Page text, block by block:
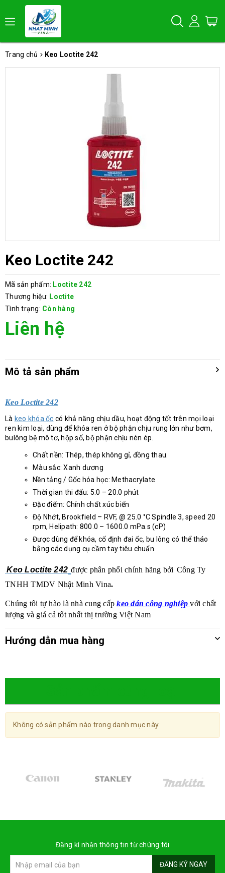
Trang chủ Keo Loctite 242
Keo Loctite 242
Mã sản phẩm: Loctite 242
Thương hiệu: Loctite
Tình trạng: Còn hàng
Liên hệ
Mô tả sản phẩm
Keo Loctite 242
Là keo khóa ốc có khả năng chịu dầu, hoạt động tốt trên mọi loại
ren kim loại, dùng để khóa ren ở bộ phận chịu rung lớn như bơm,
bulông bệ mô tơ, hộp số, bộ phận chịu nén ép.
Chất nền: Thép, thép không gỉ, đồng thau.
Màu sắc: Xanh dương
Nền tảng / Gốc hóa học: Methacrylate
Thời gian thi đấu: 5.0 – 20.0 phút
Đặc điểm: Chính chất xúc biến
Độ Nhớt, Brookfield – RVF, @ 25.0 °C Spindle 3, speed 20
rpm, Helipath: 800.0 – 1600.0 mPa.s (cP)
Được dùng để khóa, cố định đai ốc, bu lông có thể tháo
bằng các dụng cụ cầm tay tiêu chuẩn.
Keo Loctite 242 được phân phối chính hãng bởi Công Ty
TNHH TMDV Nhật Minh Vina.
Chúng tôi tự hào là nhà cung cấpkeo dán công nghiệp với chất
lượng và giá cả tốt nhất thị trường Việt Nam
Hướng dẫn mua hàng
Không có sản phẩm nào trong danh mục này.
Đăng kí nhận thông tin từ chúng tôi
ĐĂNG KÝ NGAY